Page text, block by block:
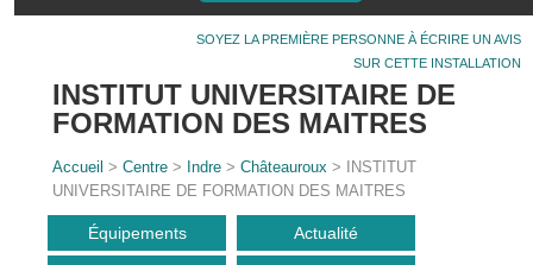
SOYEZ LA PREMIÈRE PERSONNE À ÉCRIRE UN AVIS
SUR CETTE INSTALLATION
INSTITUT UNIVERSITAIRE DE
FORMATION DES MAITRES
Accueil >Centre > Indre >Châteauroux > INSTITUT
UNIVERSITAIRE DE FORMATION DES MAITRES
Équipements Actualité